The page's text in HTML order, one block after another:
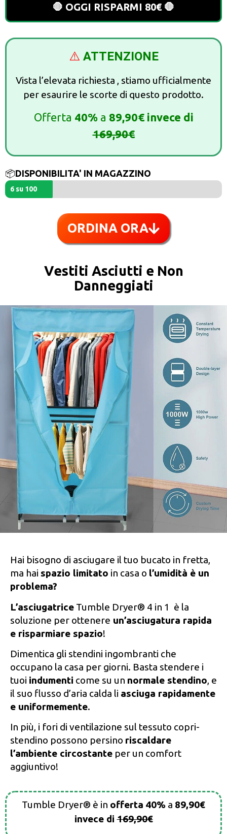
🛑 OGGI RISPARMI 80€ 🛑
⚠️ ATTENZIONE
Vista l’elevata richiesta , stiamo ufficialmente
per esaurire le scorte di questo prodotto.
Offerta 40%a 89,90€ invece di
169,90€
📦DISPONIBILITA' IN MAGAZZINO
6 su 100
ORDINA ORA
Vestiti Asciutti e Non
Danneggiati
Hai bisogno di asciugare il tuo bucato in fretta,
ma hai spazio limitato in casa o l’umidità è un
problema?
L’asciugatrice Tumble Dryer® 4 in 1 è la
soluzione per ottenere un’asciugatura rapida
e risparmiare spazio!
Dimentica gli stendini ingombranti che
occupano la casa per giorni. Basta stendere i
tuoi indumenti come su un normale stendino, e
il suo flusso d’aria calda li asciuga rapidamente
e uniformemente.
In più, i fori di ventilazione sul tessuto copri-
stendino possono persino riscaldare
l’ambiente circostante per un comfort
aggiuntivo!
Tumble Dryer® è in offerta 40% a 89,90€
invece di169,90€